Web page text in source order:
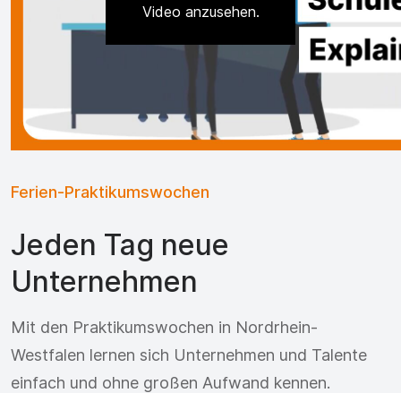
Video anzusehen.
Ferien-Praktikumswochen
Jeden Tag neue
Unternehmen
Mit den Praktikumswochen in Nordrhein-
Westfalen lernen sich Unternehmen und Talente
einfach und ohne großen Aufwand kennen.